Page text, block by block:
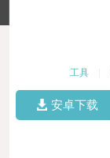
工具
安卓下载